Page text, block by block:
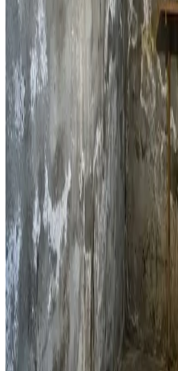
Decentral ventilation til
Harlev. Perfekt til
med fugtproblemer.
Læs mere